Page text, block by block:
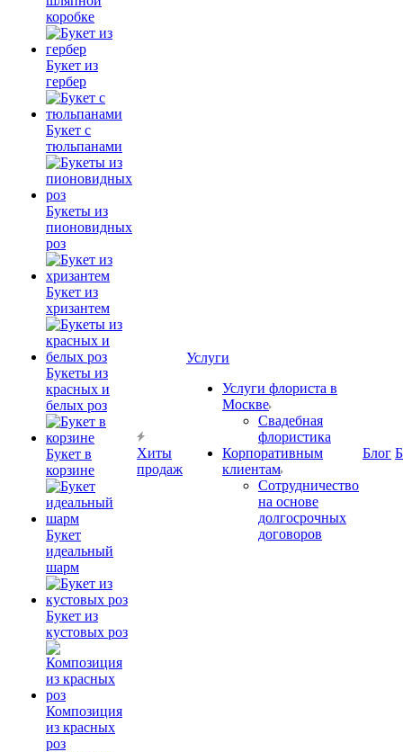
коробке
Букет из
гербер
Букет с
тюльпанами
Букеты из
пионовидных
роз
Букет из
хризантем
Букеты из
красных и
белых роз
Букет в
корзине
Букет
идеальный
шарм
Букет из
кустовых роз
Композиция
из красных
роз
Хиты
продаж
Услуги
Услуги флориста в
Москве
Свадебная
флористика
Корпоративным
клиентам
Сотрудничество
на основе
долгосрочных
договоров
Блог